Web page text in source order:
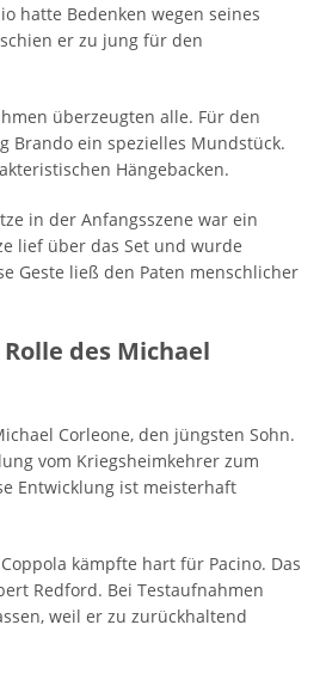
hatte Bedenken wegen seines
er zu jung für den
überzeugten alle. Für den
Brando ein spezielles Mundstück.
Hängebacken.
in der Anfangsszene war ein
lief über das Set und wurde
Geste ließ den Paten menschlicher
des Michael
Corleone, den jüngsten Sohn.
vom Kriegsheimkehrer zum
Entwicklung ist meisterhaft
kämpfte hart für Pacino. Das
Redford. Bei Testaufnahmen
weil er zu zurückhaltend